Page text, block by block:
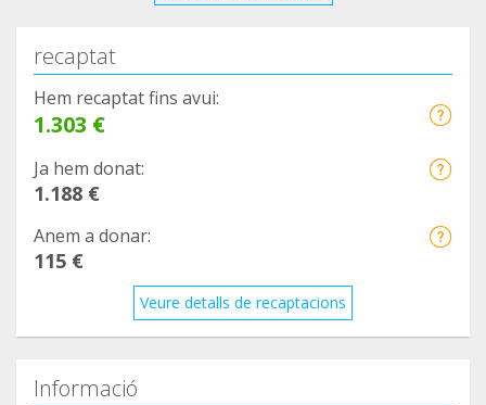
recaptat
Hem recaptat fins avui:
1.303 €
Ja hem donat:
1.188 €
Anem a donar:
115 €
Veure detalls de recaptacions
Informació